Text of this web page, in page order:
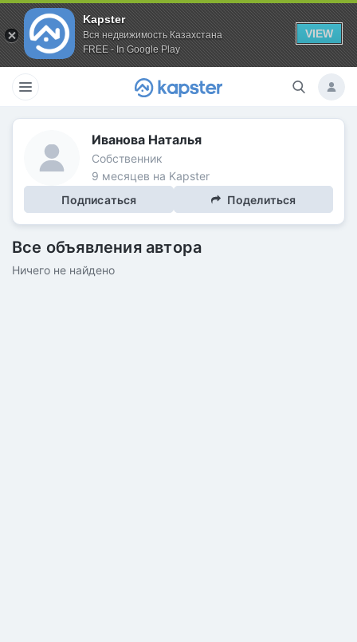
Kapster
Вся недвижимость Казахстана
FREE - In Google Play
VIEW
Иванова Наталья
Собственник
9 месяцев на Kapster
Подписаться
Поделиться
Все объявления автора
Ничего не найдено